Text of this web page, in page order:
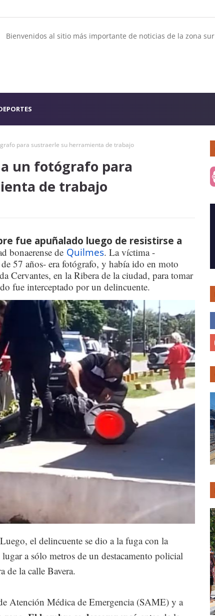
Bienvenidos al sitio más importante de noticias de la zona sur
para sustraerle su herramienta de trabajo
un fotógrafo para
de trabajo
fue apuñalado luego de resistirse a
bonaerense de Quilmes. La víctima -
57 años- era fotógrafo, y había ido en moto
Cervantes, en la Ribera de la ciudad, para tomar
fue interceptado por un delincuente.
el delincuente se dio a la fuga con la
a sólo metros de un destacamento policial
de la calle Bavera.
Atención Médica de Emergencia (SAME) y a